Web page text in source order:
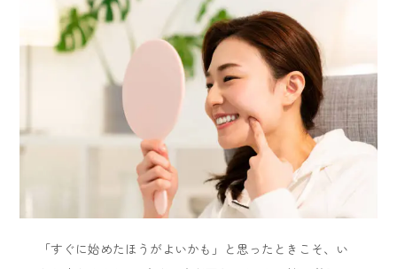
「すぐに始めたほうがよいかも」と思ったときこそ、い